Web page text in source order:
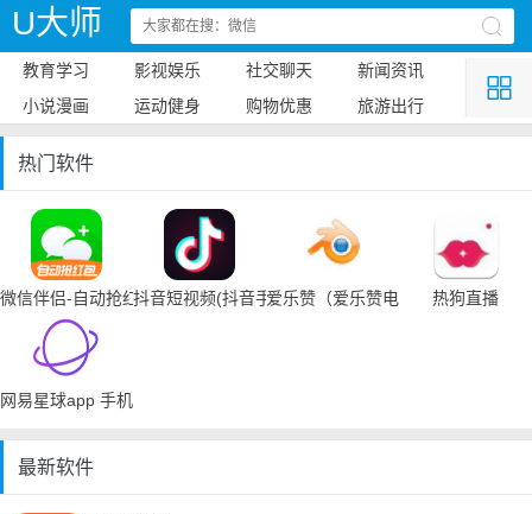
U大师
教育学习 影视娱乐 社交聊天
新闻资讯
小说漫画
运动健身 购物优惠 旅游出行
热门软件
微信伴侣-自动抢红包抖音短视频(抖音手机下载)爱乐赞（爱乐赞电脑手机下载）
热狗直播
网易星球app 手机下载
最新软件